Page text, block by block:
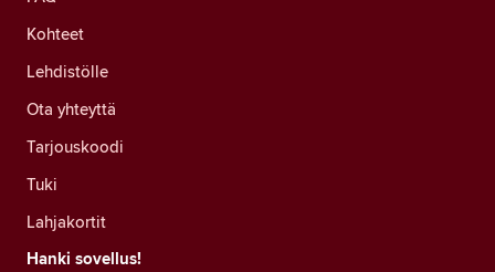
Kohteet
Lehdistölle
Ota yhteyttä
Tarjouskoodi
Tuki
Lahjakortit
Hanki sovellus!